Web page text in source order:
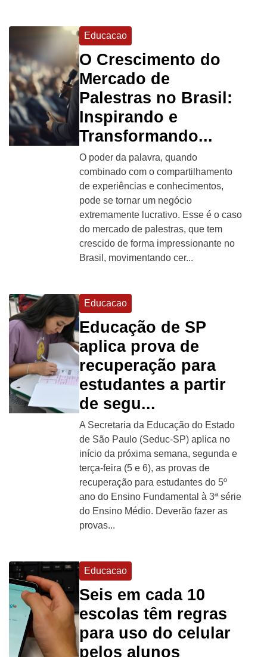
Educacao
O Crescimento do
Mercado de
Palestras no Brasil:
Inspirando e
Transformando...
O poder da palavra, quando
combinado com o compartilhamento
de experiências e conhecimentos,
pode se tornar um negócio
extremamente lucrativo. Esse é o caso
do mercado de palestras, que tem
crescido de forma impressionante no
Brasil, movimentando cer...
Educacao
Educação de SP
aplica prova de
recuperação para
estudantes a partir
de segu...
A Secretaria da Educação do Estado
de São Paulo (Seduc-SP) aplica no
início da próxima semana, segunda e
terça-feira (5 e 6), as provas de
recuperação para estudantes do 5º
ano do Ensino Fundamental à 3ª série
do Ensino Médio. Deverão fazer as
provas...
Educacao
Seis em cada 10
escolas têm regras
para uso do celular
pelos alunos